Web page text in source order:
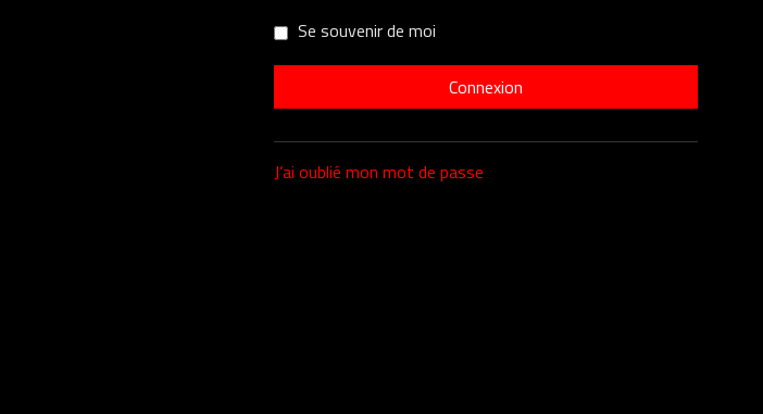
Se souvenir de moi
J’ai oublié mon mot de passe